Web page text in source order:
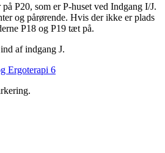
P20, som er P-huset ved Indgang I/J.
og pårørende. Hvis der ikke er plads
P18 og P19 tæt på.
af indgang J.
Ergoterapi 6